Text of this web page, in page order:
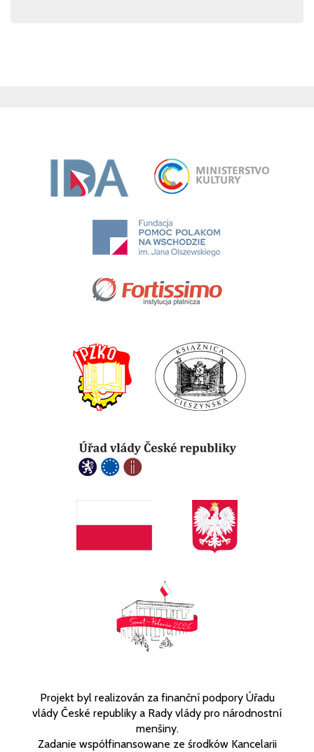
Projekt byl realizován za finanční podpory Úřadu
vlády České republiky a Rady vlády pro národnostní
menšiny.
Zadanie współfinansowane ze środków Kancelarii